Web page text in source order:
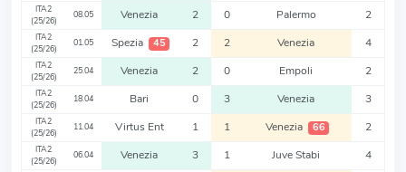
ITA2
(25/26)
08.05 Venezia 2 0 Palermo 2
ITA2
(25/26)
01.05 Spezia 45 2 2 Venezia 4
ITA2
(25/26)
25.04 Venezia 2 0 Empoli 2
ITA2
(25/26)
18.04 Bari 0 3 Venezia 3
ITA2
(25/26)
11.04 Virtus Ent 1 1 Venezia 66 2
ITA2
(25/26)
06.04 Venezia 3 1 Juve Stabi 4